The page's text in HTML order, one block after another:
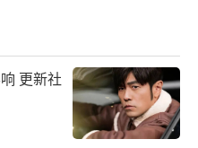
更新社